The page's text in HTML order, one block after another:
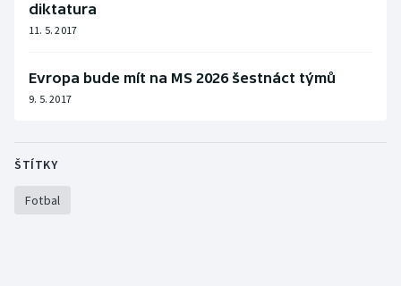
Triatlon
Vodní slalom
diktatura
11. 5. 2017
Evropa bude mít na MS 2026 šestnáct týmů
9. 5. 2017
ŠTÍTKY
Fotbal